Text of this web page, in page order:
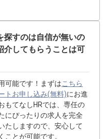
探すのは自信が無いの
介してもらうことは可
可能です！まずはこちら
トお申し込み(無料)にお進
もてなしHRでは、専任の
にぴったりの求人を完全
たしますので、安心して
ことが可能です。